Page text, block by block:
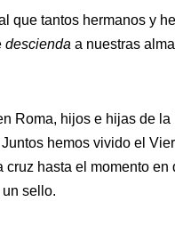
que tantos hermanos y
descienda a nuestras
Roma, hijos e hijas de
hemos vivido el
hasta el momento en
sello.